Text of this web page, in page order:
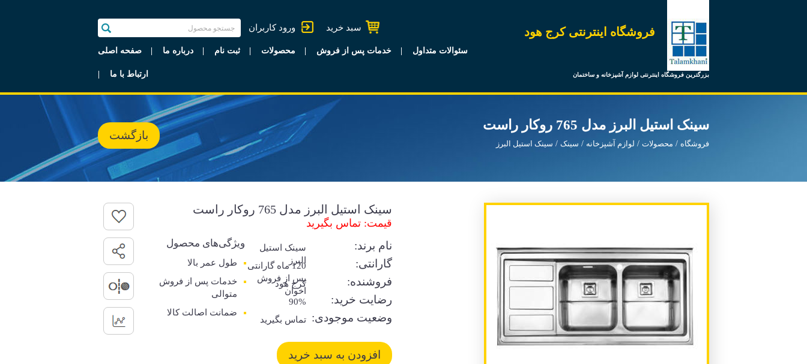
فروشگاه اینترنتی کرج هود
بزرگترین فروشگاه اینترنتی لوازم آشپزخانه و ساختمان
ورود کاربران سبد خرید
صفحه اصلی درباره ما ثبت نام محصولات خدمات پس از فروش سئوالات متداول
ارتباط با ما
سینک استیل البرز مدل 765 روکار راست
فروشگاه محصولات لوازم آشپزخانه سینک سینک استیل البرز
بازگشت
سینک استیل البرز مدل 765 روکار راست
قیمت: تماس بگیرید
نام برند:
سینک استیل
البرز
گارانتی:
120 ماه گارانتی
پس از فروش
اخوان
فروشنده: کرج هود
رضایت خرید: 90%
وضعیت موجودی: تماس بگیرید
ویژگی‌های محصول
طول عمر بالا
خدمات پس از فروش
متوالی
ضمانت اصالت کالا